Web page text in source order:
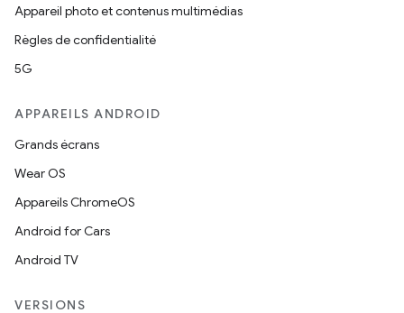
Appareil photo et contenus multimédias
Règles de confidentialité
5G
APPAREILS ANDROID
Grands écrans
Wear OS
Appareils ChromeOS
Android for Cars
Android TV
VERSIONS